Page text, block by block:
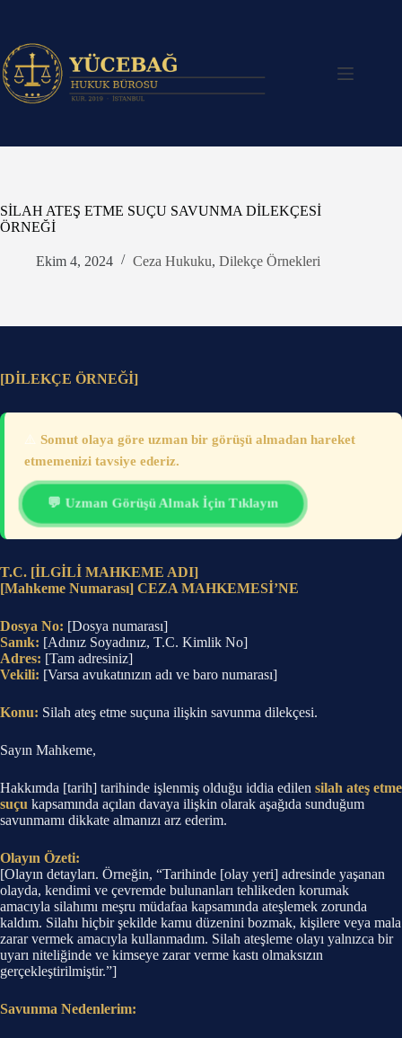
SİLAH ATEŞ ETME SUÇU SAVUNMA DİLEKÇESİ
ÖRNEĞİ
Ekim 4, 2024 Ceza Hukuku, Dilekçe Örnekleri
[DİLEKÇE ÖRNEĞİ]
Somut olaya göre uzman bir görüşü almadan hareket
etmemenizi tavsiye ederiz.
💬 Uzman Görüşü Almak İçin Tıklayın
T.C. [İLGİLİ MAHKEME ADI]
[Mahkeme Numarası] CEZA MAHKEMESİ’NE
Dosya No: [Dosya numarası]
Sanık: [Adınız Soyadınız, T.C. Kimlik No]
Adres: [Tam adresiniz]
Vekili: [Varsa avukatınızın adı ve baro numarası]
Konu: Silah ateş etme suçuna ilişkin savunma dilekçesi.
Sayın Mahkeme,
Hakkımda [tarih] tarihinde işlenmiş olduğu iddia edilen silah ateş etme
suçu kapsamında açılan davaya ilişkin olarak aşağıda sunduğum
savunmamı dikkate almanızı arz ederim.
Olayın Özeti:
[Olayın detayları. Örneğin, “Tarihinde [olay yeri] adresinde yaşanan
olayda, kendimi ve çevremde bulunanları tehlikeden korumak
amacıyla silahımı meşru müdafaa kapsamında ateşlemek zorunda
kaldım. Silahı hiçbir şekilde kamu düzenini bozmak, kişilere veya mala
zarar vermek amacıyla kullanmadım. Silah ateşleme olayı yalnızca bir
uyarı niteliğinde ve kimseye zarar verme kastı olmaksızın
gerçekleştirilmiştir.”]
Savunma Nedenlerim: